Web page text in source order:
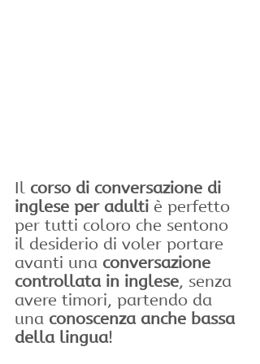
Il corso di conversazione di
inglese per adulti è perfetto
per tutti coloro che sentono
il desiderio di voler portare
avanti una conversazione
controllata in inglese, senza
avere timori, partendo da
una conoscenza anche bassa
della lingua!